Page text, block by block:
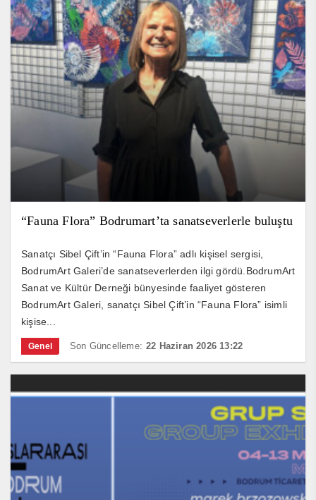
“Fauna Flora” Bodrumart’ta sanatseverlerle buluştu
Sanatçı Sibel Çift’in “Fauna Flora” adlı kişisel sergisi,
BodrumArt Galeri’de sanatseverlerden ilgi gördü.BodrumArt
Sanat ve Kültür Derneği bünyesinde faaliyet gösteren
BodrumArt Galeri, sanatçı Sibel Çift’in “Fauna Flora” isimli
kişise...
Genel Son Güncelleme: 22 Haziran 2026 13:22